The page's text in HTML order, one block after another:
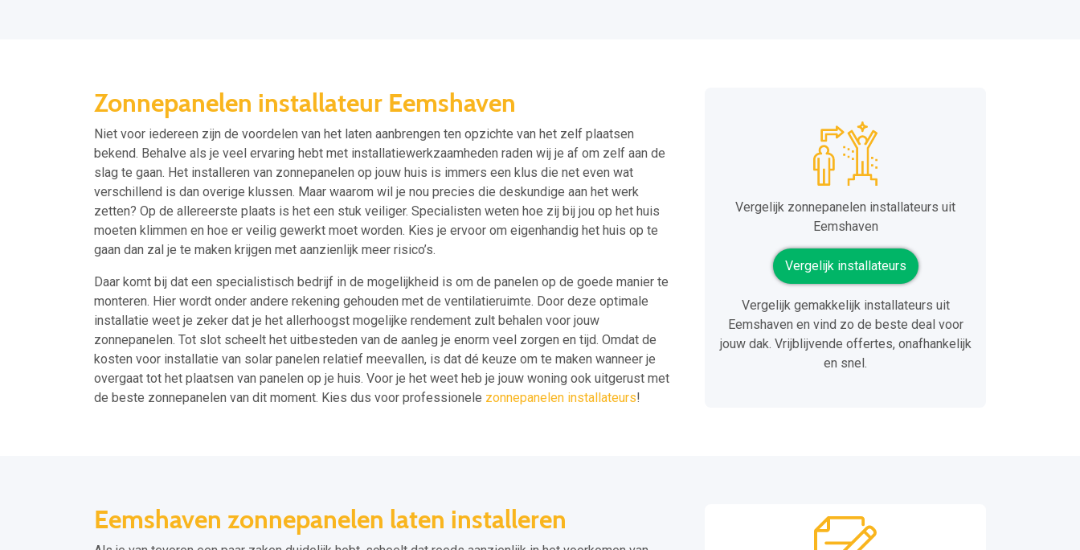
Zonnepanelen installateur Eemshaven
Niet voor iedereen zijn de voordelen van het laten aanbrengen ten opzichte van het zelf plaatsen
bekend. Behalve als je veel ervaring hebt met installatiewerkzaamheden raden wij je af om zelf aan de
slag te gaan. Het installeren van zonnepanelen op jouw huis is immers een klus die net even wat
verschillend is dan overige klussen. Maar waarom wil je nou precies die deskundige aan het werk
zetten? Op de allereerste plaats is het een stuk veiliger. Specialisten weten hoe zij bij jou op het huis
moeten klimmen en hoe er veilig gewerkt moet worden. Kies je ervoor om eigenhandig het huis op te
gaan dan zal je te maken krijgen met aanzienlijk meer risico’s.
Daar komt bij dat een specialistisch bedrijf in de mogelijkheid is om de panelen op de goede manier te
monteren. Hier wordt onder andere rekening gehouden met de ventilatieruimte. Door deze optimale
installatie weet je zeker dat je het allerhoogst mogelijke rendement zult behalen voor jouw
zonnepanelen. Tot slot scheelt het uitbesteden van de aanleg je enorm veel zorgen en tijd. Omdat de
kosten voor installatie van solar panelen relatief meevallen, is dat dé keuze om te maken wanneer je
overgaat tot het plaatsen van panelen op je huis. Voor je het weet heb je jouw woning ook uitgerust met
de beste zonnepanelen van dit moment. Kies dus voor professionele zonnepanelen installateurs!
Vergelijk zonnepanelen installateurs uit
Eemshaven
Vergelijk installateurs
Vergelijk gemakkelijk installateurs uit
Eemshaven en vind zo de beste deal voor
jouw dak. Vrijblijvende offertes, onafhankelijk
en snel.
Eemshaven zonnepanelen laten installeren